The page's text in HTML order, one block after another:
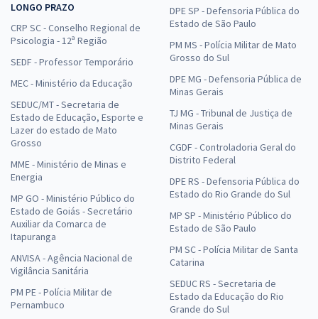
LONGO PRAZO
CRP SC - Conselho Regional de
Psicologia - 12ª Região
SEDF - Professor Temporário
MEC - Ministério da Educação
SEDUC/MT - Secretaria de
Estado de Educação, Esporte e
Lazer do estado de Mato
Grosso
MME - Ministério de Minas e
Energia
MP GO - Ministério Público do
Estado de Goiás - Secretário
Auxiliar da Comarca de
Itapuranga
ANVISA - Agência Nacional de
Vigilância Sanitária
PM PE - Polícia Militar de
Pernambuco
DPE SP - Defensoria Pública do
Estado de São Paulo
PM MS - Polícia Militar de Mato
Grosso do Sul
DPE MG - Defensoria Pública de
Minas Gerais
TJ MG - Tribunal de Justiça de
Minas Gerais
CGDF - Controladoria Geral do
Distrito Federal
DPE RS - Defensoria Pública do
Estado do Rio Grande do Sul
MP SP - Ministério Público do
Estado de São Paulo
PM SC - Polícia Militar de Santa
Catarina
SEDUC RS - Secretaria de
Estado da Educação do Rio
Grande do Sul